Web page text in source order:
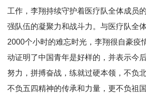
工作，李翔持续守护着医疗队全体成员
强队伍的凝聚力和战斗力。与医疗队全
2000个小时的难忘时光，李翔很自豪疫
动证明了中国青年是好样的，并表示今
努力，拼搏奋战，练就过硬本领，不负
不负五四精神的传承和力量，更不负祖